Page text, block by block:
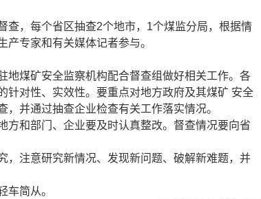
查，每个省区抽查2个地市，1个煤监分局，根据情
专家和有关媒体记者参与。
地煤矿安全监察机构配合督查组做好相关工作。各
针对性、实效性。要重点对地方政府及其煤矿 安全
并通过抽查企业检查有关工作落实情况。
方和部门、企业要及时认真整改。督查情况要向省
，注意研究新情况、发现新问题、破解新难题，并
车简从。